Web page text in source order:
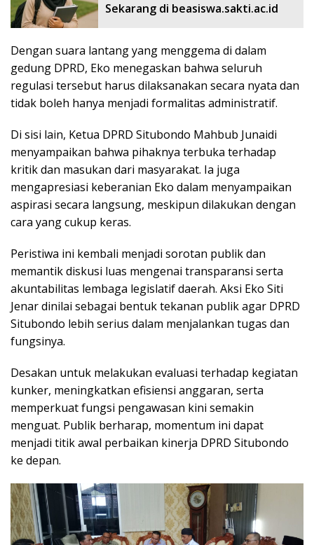
Sekarang di beasiswa.sakti.ac.id
Dengan suara lantang yang menggema di dalam
gedung DPRD, Eko menegaskan bahwa seluruh
regulasi tersebut harus dilaksanakan secara nyata dan
tidak boleh hanya menjadi formalitas administratif.
Di sisi lain, Ketua DPRD Situbondo Mahbub Junaidi
menyampaikan bahwa pihaknya terbuka terhadap
kritik dan masukan dari masyarakat. Ia juga
mengapresiasi keberanian Eko dalam menyampaikan
aspirasi secara langsung, meskipun dilakukan dengan
cara yang cukup keras.
Peristiwa ini kembali menjadi sorotan publik dan
memantik diskusi luas mengenai transparansi serta
akuntabilitas lembaga legislatif daerah. Aksi Eko Siti
Jenar dinilai sebagai bentuk tekanan publik agar DPRD
Situbondo lebih serius dalam menjalankan tugas dan
fungsinya.
Desakan untuk melakukan evaluasi terhadap kegiatan
kunker, meningkatkan efisiensi anggaran, serta
memperkuat fungsi pengawasan kini semakin
menguat. Publik berharap, momentum ini dapat
menjadi titik awal perbaikan kinerja DPRD Situbondo
ke depan.